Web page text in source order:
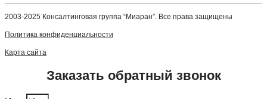
2003-2025 Консалтинговая группа “Миаран”. Все права защищены
Политика конфиденциальности
Карта сайта
Заказать обратный звонок